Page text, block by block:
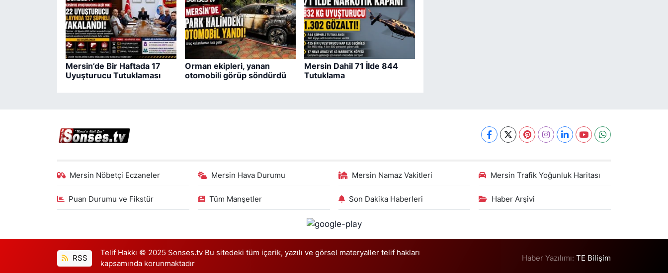
Mersin’de Bir Haftada 17
Uyuşturucu Tutuklaması
Orman ekipleri, yanan
otomobili görüp söndürdü
Mersin Dahil 71 İlde 844
Tutuklama
Mersin Nöbetçi Eczaneler Mersin Hava Durumu Mersin Namaz Vakitleri Mersin Trafik Yoğunluk Haritası
Puan Durumu ve Fikstür Tüm Manşetler Son Dakika Haberleri Haber Arşivi
RSS
Telif Hakkı © 2025 Sonses.tv Bu sitedeki tüm içerik, yazılı ve görsel materyaller telif hakları
kapsamında korunmaktadır
Haber Yazılımı:TE Bilişim